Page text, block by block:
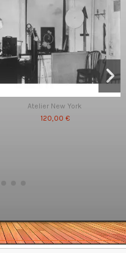
Atelier New York
120,00 €